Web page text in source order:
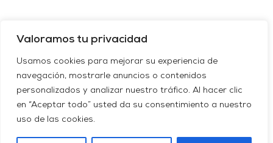
Valoramos tu privacidad
Usamos cookies para mejorar su experiencia de
navegación, mostrarle anuncios o contenidos
personalizados y analizar nuestro tráfico. Al hacer clic
en “Aceptar todo” usted da su consentimiento a nuestro
uso de las cookies.